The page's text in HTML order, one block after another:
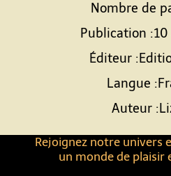
Rejoignez notre univers
un monde de plaisir
Nombre de
Publication
Éditeur
Langue
Auteur